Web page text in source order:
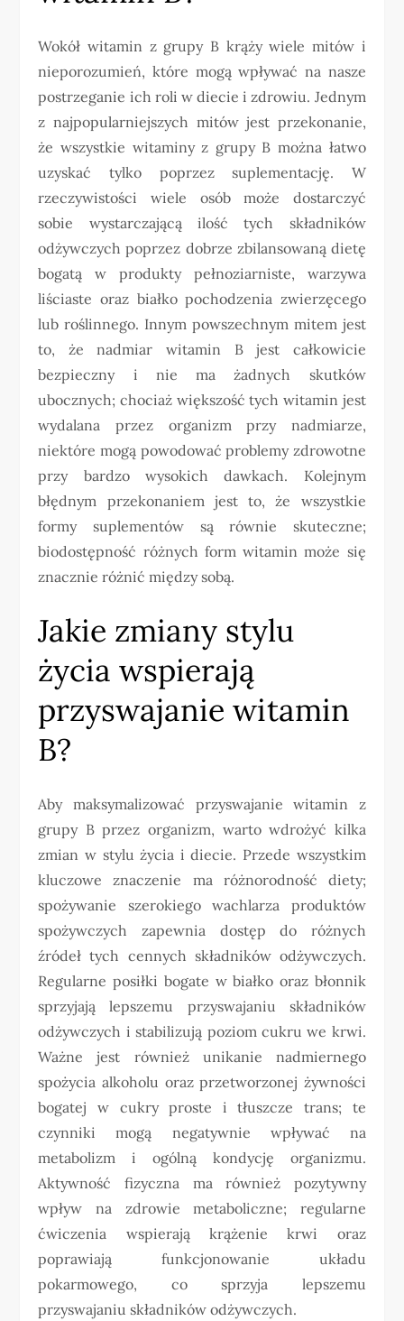
Wokół witamin z grupy B krąży wiele mitów i
nieporozumień, które mogą wpływać na nasze
postrzeganie ich roli w diecie i zdrowiu. Jednym
z najpopularniejszych mitów jest przekonanie,
że wszystkie witaminy z grupy B można łatwo
uzyskać tylko poprzez suplementację. W
rzeczywistości wiele osób może dostarczyć
sobie wystarczającą ilość tych składników
odżywczych poprzez dobrze zbilansowaną dietę
bogatą w produkty pełnoziarniste, warzywa
liściaste oraz białko pochodzenia zwierzęcego
lub roślinnego. Innym powszechnym mitem jest
to, że nadmiar witamin B jest całkowicie
bezpieczny i nie ma żadnych skutków
ubocznych; chociaż większość tych witamin jest
wydalana przez organizm przy nadmiarze,
niektóre mogą powodować problemy zdrowotne
przy bardzo wysokich dawkach. Kolejnym
błędnym przekonaniem jest to, że wszystkie
formy suplementów są równie skuteczne;
biodostępność różnych form witamin może się
znacznie różnić między sobą.
Jakie zmiany stylu
życia wspierają
przyswajanie witamin
B?
Aby maksymalizować przyswajanie witamin z
grupy B przez organizm, warto wdrożyć kilka
zmian w stylu życia i diecie. Przede wszystkim
kluczowe znaczenie ma różnorodność diety;
spożywanie szerokiego wachlarza produktów
spożywczych zapewnia dostęp do różnych
źródeł tych cennych składników odżywczych.
Regularne posiłki bogate w białko oraz błonnik
sprzyjają lepszemu przyswajaniu składników
odżywczych i stabilizują poziom cukru we krwi.
Ważne jest również unikanie nadmiernego
spożycia alkoholu oraz przetworzonej żywności
bogatej w cukry proste i tłuszcze trans; te
czynniki mogą negatywnie wpływać na
metabolizm i ogólną kondycję organizmu.
Aktywność fizyczna ma również pozytywny
wpływ na zdrowie metaboliczne; regularne
ćwiczenia wspierają krążenie krwi oraz
poprawiają funkcjonowanie układu
pokarmowego, co sprzyja lepszemu
przyswajaniu składników odżywczych.